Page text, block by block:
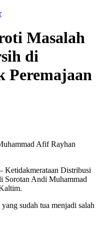
Masalah
di
Peremajaan
Afif Rayhan
Ketidakmerataan Distribusi
Sorotan Andi Muhammad
sudah tua menjadi salah